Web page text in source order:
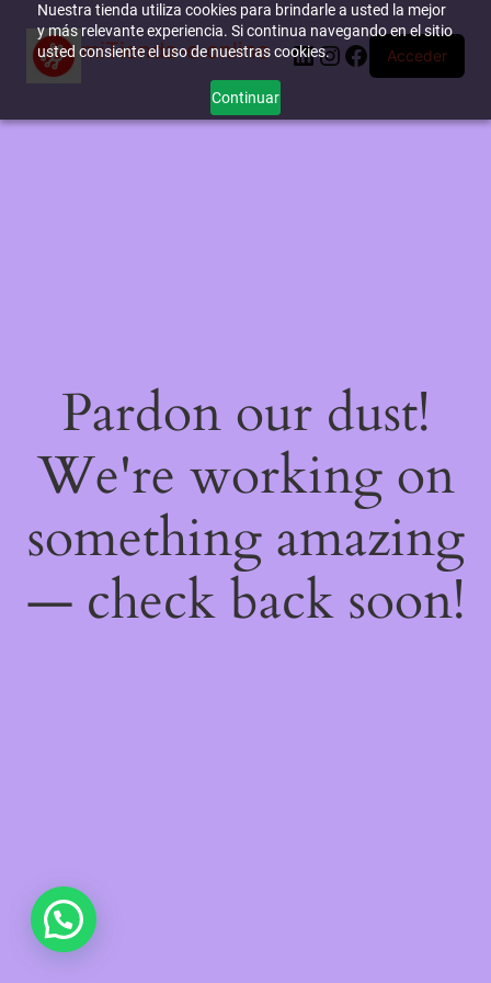
Nuestra tienda utiliza cookies para brindarle a usted la mejor
y más relevante experiencia. Si continua navegando en el sitio
usted consiente el uso de nuestras cookies.
Continuar
miTienda-e.online LinkedIn
Instagram
Facebook
Acceder
Pardon our dust!
We're working on
something amazing
— check back soon!